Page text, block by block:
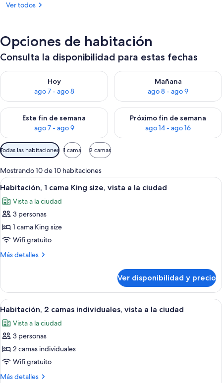
Ver todos
Opciones de habitación
Consulta la disponibilidad para estas fechas
Hoy
ago 7 - ago 8
Consulta la disponibilidad para hoy ago 7 - ago 8
Mañana
ago 8 - ago 9
Consulta la disponibilidad
Este fin de semana
ago 7 - ago 9
Consulta la disponibilidad para este fin de semana ago 7 -
Próximo fin de semana
ago 14 - ago 16
Consulta la disponibilidad
Filtros
disponibles
para
las
habitaciones
Todas las habitaciones 1 cama 2 camas
Mostrando 10 de 10 habitaciones
Ver
todas
las
fotos
de
Habitación,
1
size,
vista
a
la
ciudad
Habitación de hotel con cama,
4
Habitación, 1 cama King size, vista a la ciudad
Vista a la ciudad
3 personas
1 cama King size
Wifi gratuito
Más detalles
Más
1
cama
King
vista
ciudad
Ver disponibilidad y precio
Ver
todas
las
fotos
de
Habitación,
2
Habitación de hotel con dos camas,
4
Habitación, 2 camas individuales, vista a la ciudad
Vista a la ciudad
3 personas
2 camas individuales
Wifi gratuito
Más detalles
Más